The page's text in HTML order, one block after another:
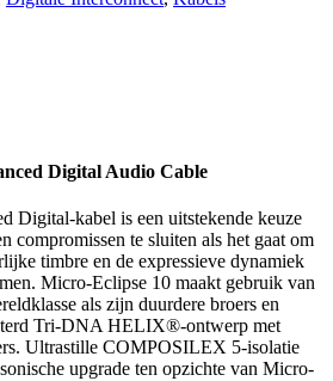
Digital Audio Cable
Digital-kabel is een uitstekende keuze
compromissen te sluiten als het gaat om
timbre en de expressieve dynamiek
Micro-Eclipse 10 maakt gebruik van
als zijn duurdere broers en
Tri-DNA HELIX®-ontwerp met
Ultrastille COMPOSILEX 5-isolatie
upgrade ten opzichte van Micro-